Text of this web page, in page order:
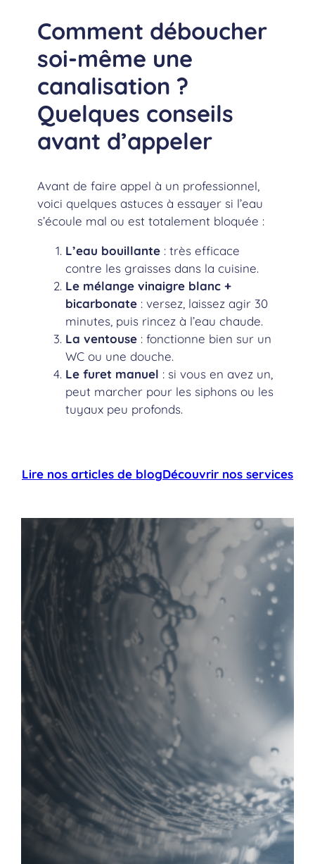
Comment déboucher
soi-même une
canalisation ?
Quelques conseils
avant d’appeler
Avant de faire appel à un professionnel,
voici quelques astuces à essayer si l’eau
s’écoule mal ou est totalement bloquée :
L’eau bouillante: très efficace
contre les graisses dans la cuisine.
Le mélange vinaigre blanc +
bicarbonate: versez, laissez agir 30
minutes, puis rincez à l’eau chaude.
La ventouse: fonctionne bien sur un
WC ou une douche.
Le furet manuel : si vous en avez un,
peut marcher pour les siphons ou les
tuyaux peu profonds.
Lire nos articles de blogDécouvrir nos services